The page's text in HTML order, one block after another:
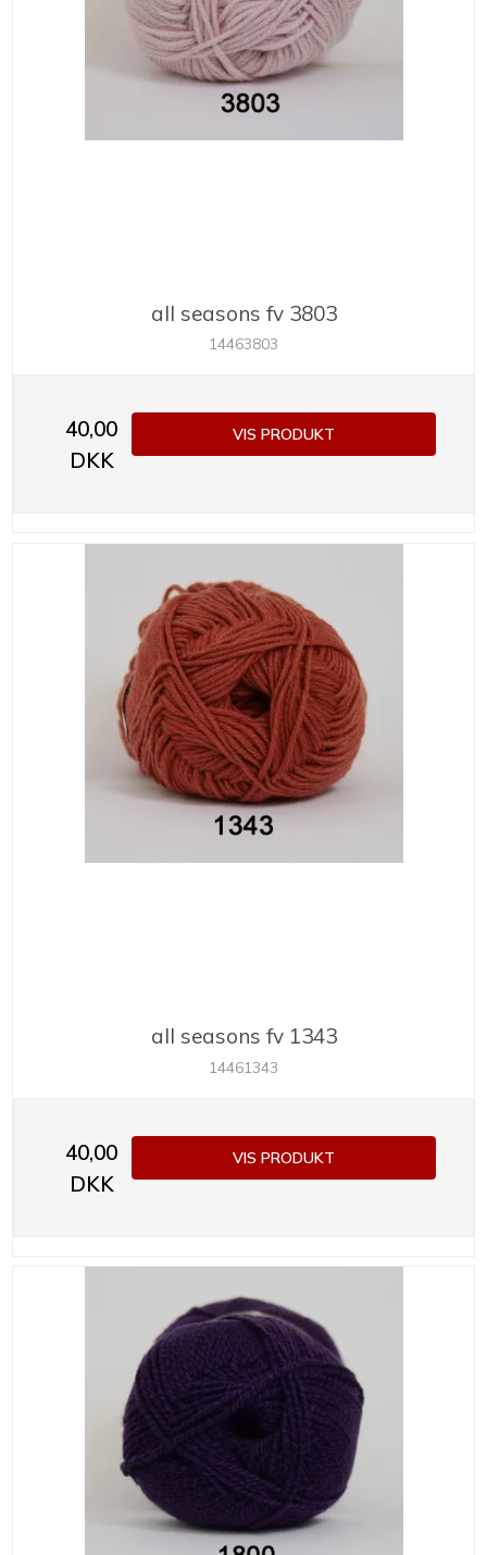
all seasons fv 3803
14463803
40,00
DKK
VIS PRODUKT
all seasons fv 1343
14461343
40,00
DKK
VIS PRODUKT